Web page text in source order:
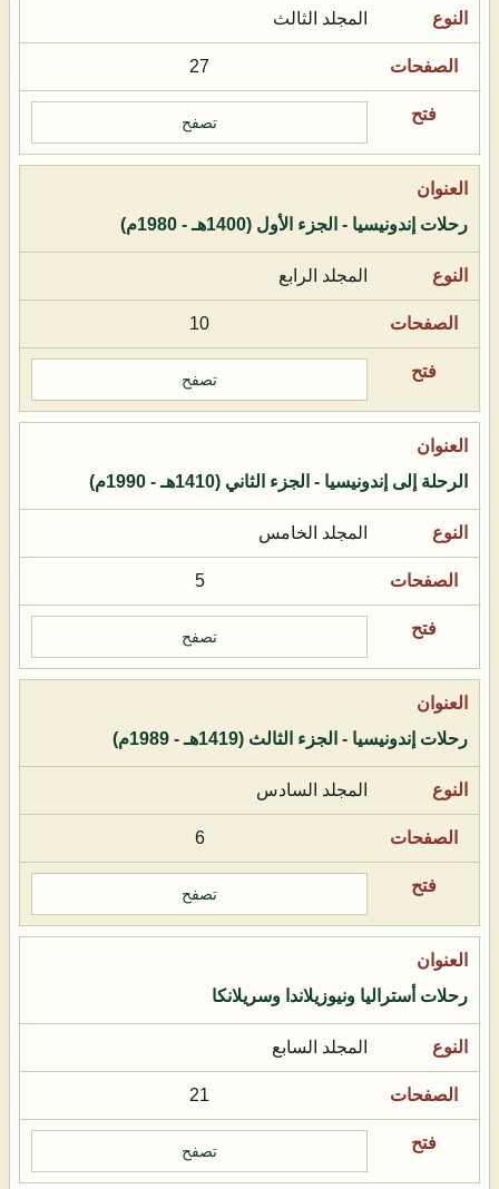
المجلد الثالث
27
تصفح
رحلات إندونيسيا - الجزء الأول (1400هـ - 1980م)
المجلد الرابع
10
تصفح
الرحلة إلى إندونيسيا - الجزء الثاني (1410هـ - 1990م)
المجلد الخامس
5
تصفح
رحلات إندونيسيا - الجزء الثالث (1419هـ - 1989م)
المجلد السادس
6
تصفح
رحلات أستراليا ونيوزيلاندا وسريلانكا
المجلد السابع
21
تصفح